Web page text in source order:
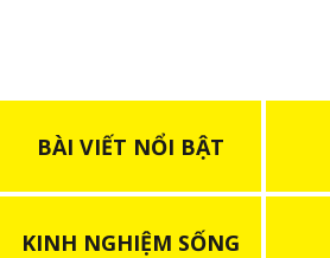
BÀI VIẾT NỔI BẬT
KINH NGHIỆM SỐNG